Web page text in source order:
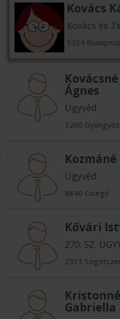
Kovács
Kovács és
1034 Budapest
Ágnes
Ügyvéd
3200 Gyöngyös
Ügyvéd
8840 Csurgó
Kővári
270. SZ.
2313
Gabriella